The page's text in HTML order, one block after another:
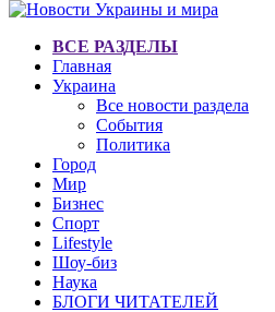
ВСЕ РАЗДЕЛЫ
Главная
Украина
Все новости раздела
События
Политика
Город
Мир
Бизнес
Спорт
Lifestyle
Шоу-биз
Наука
БЛОГИ ЧИТАТЕЛЕЙ